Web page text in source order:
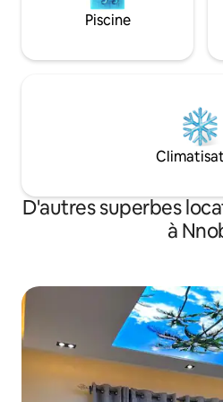
Piscine
D'autres superbes
à